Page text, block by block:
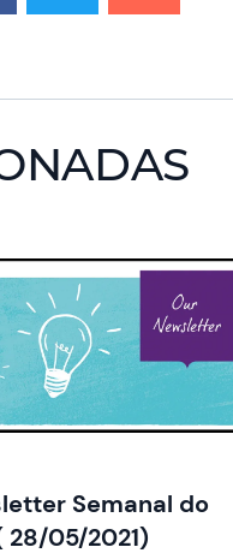
Semanal do
28/05/2021)